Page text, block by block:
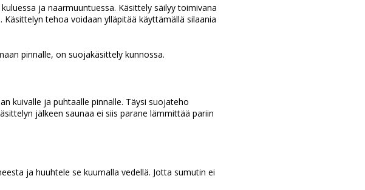
ja naarmuuntuessa. Käsittely säilyy toimivana
tehoa voidaan ylläpitää käyttämällä silaania
pinnalle, on suojakäsittely kunnossa.
kuivalle ja puhtaalle pinnalle. Täysi suojateho
jälkeen saunaa ei siis parane lämmittää pariin
ja huuhtele se kuumalla vedellä. Jotta sumutin ei